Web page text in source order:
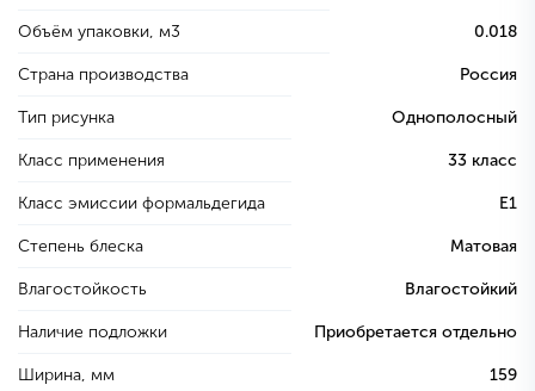
Объём упаковки, м3 0.018
Страна производства Россия
Тип рисунка Однополосный
Класс применения 33 класс
Класс эмиссии формальдегида E1
Степень блеска Матовая
Влагостойкость Влагостойкий
Наличие подложки Приобретается отдельно
Ширина, мм 159